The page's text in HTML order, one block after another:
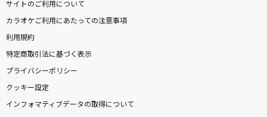
サイトのご利用について
カラオケご利用にあたっての注意事項
利用規約
特定商取引法に基づく表示
プライバシーポリシー
クッキー設定
インフォマティブデータの取得について